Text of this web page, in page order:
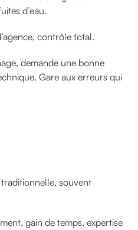
d’eau.
contrôle total.
demande une bonne
Gare aux erreurs qui
souvent
gain de temps, expertise